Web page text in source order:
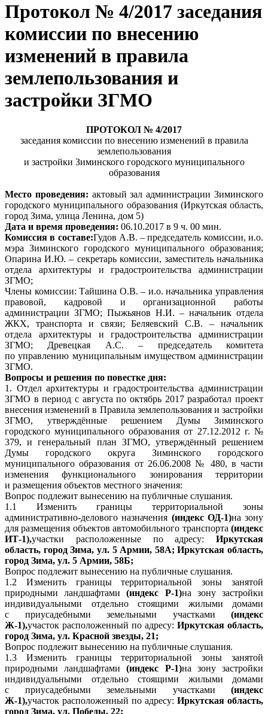
Протокол № 4/2017 заседания
комиссии по внесению
изменений в правила
землепользования и
застройки ЗГМО
ПРОТОКОЛ № 4/2017
заседания комиссии по внесению изменений в правила
землепользования
и застройки Зиминского городского муниципального
образования
Место проведения: актовый зал администрации Зиминского
городского муниципального образования (Иркутская область,
город Зима, улица Ленина, дом 5)
Дата и время проведения: 06.10.2017 в 9 ч. 00 мин.
Комиссия в составе:Гудов А.В. – председатель комиссии, и.о.
мэра Зиминского городского муниципального образования;
Опарина И.Ю. – секретарь комиссии, заместитель начальника
отдела архитектуры и градостроительства администрации
ЗГМО;
Члены комиссии: Тайшина О.В. – и.о. начальника управления
правовой, кадровой и организационной работы
администрации ЗГМО; Пыжьянов Н.И. – начальник отдела
ЖКХ, транспорта и связи; Беляевский С.В. – начальник
отдела архитектуры и градостроительства администрации
ЗГМО; Древецкая А.С. – председатель комитета
по управлению муниципальным имуществом администрации
ЗГМО.
Вопросы и решения по повестке дня:
1. Отдел архитектуры и градостроительства администрации
ЗГМО в период с августа по октябрь 2017 разработал проект
внесения изменений в Правила землепользования и застройки
ЗГМО, утверждённые решением Думы Зиминского
городского муниципального образования от 27.12.2012 г. №
379, и генеральный план ЗГМО, утверждённый решением
Думы городского округа Зиминского городского
муниципального образования от 26.06.2008 № 480, в части
изменения функционального зонирования территории
и размещения объектов местного значения:
Вопрос подлежит вынесению на публичные слушания.
1.1 Изменить границы территориальной зоны
административно-делового назначения (индекс ОД-1)на зону
для размещения объектов автомобильного транспорта (индекс
ИТ-1),участки расположенные по адресу: Иркутская
область, город Зима, ул. 5 Армии, 58А; Иркутская область,
город Зима, ул. 5 Армии, 58Б;
Вопрос подлежит вынесению на публичные слушания.
1.2 Изменить границы территориальной зоны занятой
природными ландшафтами(индекс Р-1)на зону застройки
индивидуальными отдельно стоящими жилыми домами
с приусадебными земельными участками (индекс
Ж-1),участок расположенный по адресу: Иркутская область,
город Зима, ул. Красной звезды, 21;
Вопрос подлежит вынесению на публичные слушания.
1.3 Изменить границы территориальной зоны занятой
природными ландшафтами(индекс Р-1)на зону застройки
индивидуальными отдельно стоящими жилыми домами
с приусадебными земельными участками (индекс
Ж-1),участок расположенный по адресу: Иркутская область,
город Зима, ул. Победы, 22;